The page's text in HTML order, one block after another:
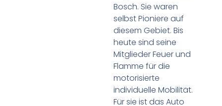
Bosch. Sie waren
selbst Pioniere auf
diesem Gebiet. Bis
heute sind seine
Mitglieder Feuer und
Flamme für die
motorisierte
individuelle Mobilität.
Für sie ist das Auto